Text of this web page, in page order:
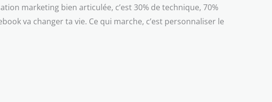
marketing bien articulée, c’est 30% de technique, 70%
va changer ta vie. Ce qui marche, c’est personnaliser le